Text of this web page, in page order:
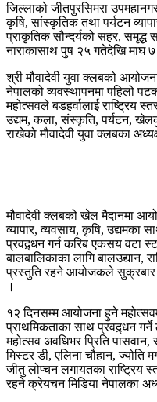
जिल्लाको जीतपुरसिमरा
कृषि, सांस्कृतिक तथा पर्यटन
प्राकृतिक सौन्दर्यको सहर, समृद्ध
नाराकासाथ पुष २५ गतेदेखि माघ
श्री मौवादेवी युवा क्लबको
नेपालको व्यवस्थापनमा पहिलो पटक
महोत्सवले बडहर्वालाई राष्ट्रिय
उद्यम, कला, संस्कृति, पर्यटन,
राखेको मौवादेवी युवा क्लबका
मौवादेवी क्लबको खेल मैदानमा
व्यापार, व्यवसाय, कृषि, उद्यमका
प्रवद्र्धन गर्न करिब एकसय वटा
बालबालिकाका लागि बालउद्यान,
प्रस्तुति रहने आयोजकले सुक्रबार
।
१२ दिनसम्म आयोजना हुने
प्राथमिकताका साथ प्रवद्र्धन
महोत्सव अवधिभर प्रिति
मिस्टर डी, एलिना चौहान, ज्योति
जीतु लोप्चन लगायतका राष्ट्रिय
रहने क्रेयचन मिडिया नेपालका